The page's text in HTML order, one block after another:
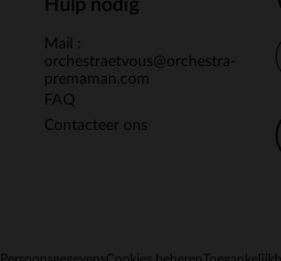
Hulp nodig
Mail :
orchestraetvous@orchestra-
premaman.com
FAQ
Contacteer ons